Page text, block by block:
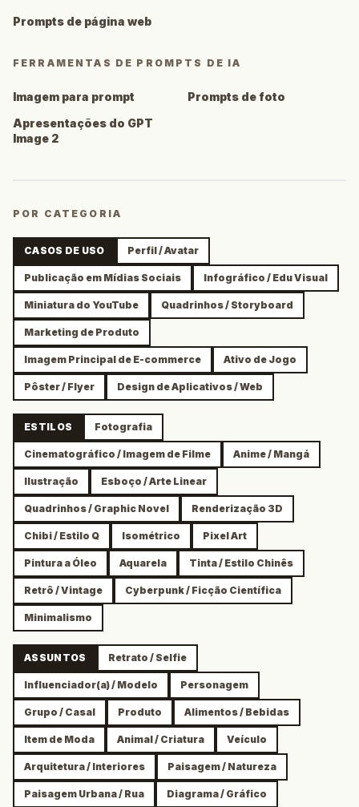
Prompts de página web
FERRAMENTAS DE PROMPTS DE IA
Imagem para prompt
Prompts de foto
Apresentações do GPT
Image 2
POR CATEGORIA
CASOS DE USO Perfil / Avatar
Publicação em Mídias Sociais Infográfico / Edu Visual
Miniatura do YouTube Quadrinhos / Storyboard
Marketing de Produto
Imagem Principal de E-commerce Ativo de Jogo
Pôster / Flyer Design de Aplicativos / Web
ESTILOS Fotografia
Cinematográfico / Imagem de Filme Anime / Mangá
Ilustração Esboço / Arte Linear
Quadrinhos / Graphic Novel Renderização 3D
Chibi / Estilo Q Isométrico Pixel Art
Pintura a Óleo Aquarela Tinta / Estilo Chinês
Retrô / Vintage Cyberpunk / Ficção Científica
Minimalismo
ASSUNTOS Retrato / Selfie
Influenciador(a) / Modelo Personagem
Grupo / Casal Produto Alimentos / Bebidas
Item de Moda Animal / Criatura Veículo
Arquitetura / Interiores Paisagem / Natureza
Paisagem Urbana / Rua Diagrama / Gráfico